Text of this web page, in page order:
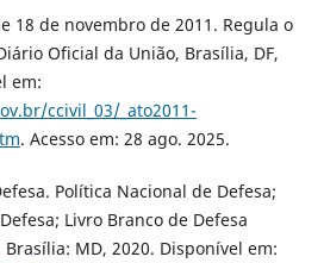
18 de novembro de 2011. Regula o
Oficial da União, Brasília, DF,
em:
ccivil_03/_ato2011-
. Acesso em: 28 ago. 2025.
Política Nacional de Defesa;
Livro Branco de Defesa
MD, 2020. Disponível em: